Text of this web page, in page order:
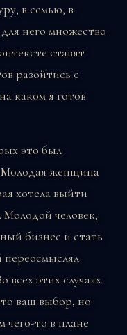
в семью, в
него множество
ставят
разойтись с
каком я готов
это был
женщина
хотела выйти
Молодой человек,
бизнес и стать
этих случаях
ваш выбор, но
чего-то в плане